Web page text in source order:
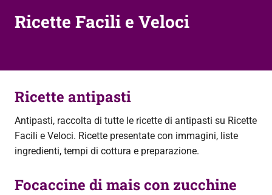
Ricette Facili e Veloci
Ricette antipasti
Antipasti, raccolta di tutte le ricette di antipasti su Ricette
Facili e Veloci. Ricette presentate con immagini, liste
ingredienti, tempi di cottura e preparazione.
Focaccine di mais con zucchine